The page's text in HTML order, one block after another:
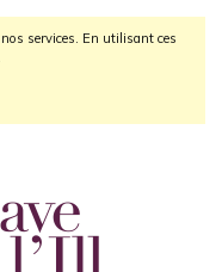
services. En utilisant ces